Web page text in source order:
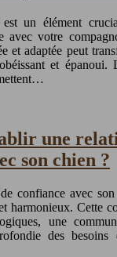
est un élément
avec votre
et adaptée peut
et épanoui.
une
son chien ?
confiance avec
harmonieux. Cette
une
des